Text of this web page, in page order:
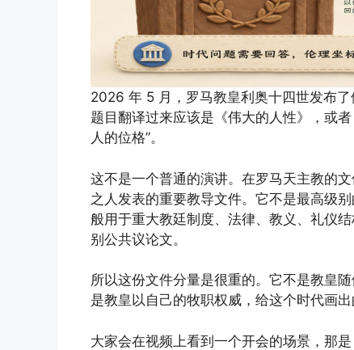
2026 年 5 月，罗马教皇利奥十四世发布了
题目翻译过来应该是《伟大的人性》，或
人的位格”。
这不是一个普通的演讲。在罗马天主教的
之人发表的重要教导文件。它不是最高级
般用于重大教廷制度、法律、教义、礼仪
别公共议论文。
所以这份文件分量是很重的。它不是教皇
是教皇以自己的牧职权威，给这个时代画出
大家会在视频上看到一个开会的场景，那